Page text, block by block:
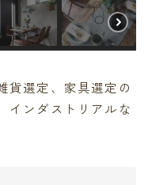
貨選定、家具選定の
インダストリアルな